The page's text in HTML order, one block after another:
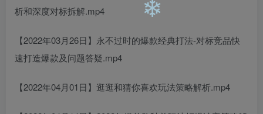
析和深度对标拆解.mp4
【2022年03月26日】永不过时的爆款经典打法-对标竞品快
速打造爆款及问题答疑.mp4
【2022年04月01日】逛逛和猜你喜欢玩法策略解析.mp4
❄
❄